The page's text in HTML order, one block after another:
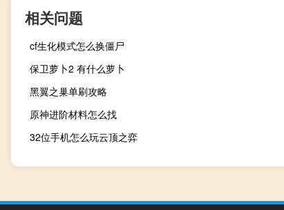
相关问题
cf生化模式怎么换僵尸
保卫萝卜2 有什么萝卜
黑翼之巢单刷攻略
原神进阶材料怎么找
32位手机怎么玩云顶之弈